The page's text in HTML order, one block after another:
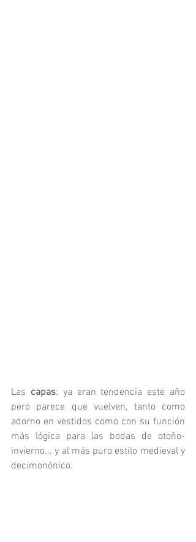
Las capas: ya eran tendencia este año
pero parece que vuelven, tanto como
adorno en vestidos como con su función
más lógica para las bodas de otoño-
invierno... y al más puro estilo medieval y
decimonónico.